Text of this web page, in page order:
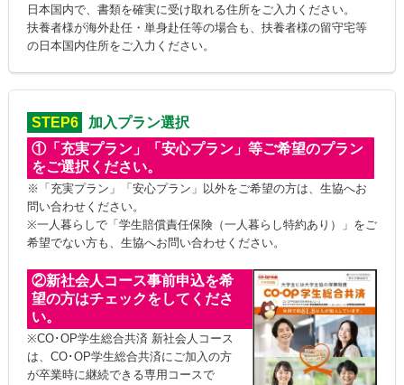
日本国内で、書類を確実に受け取れる住所をご入力ください。
扶養者様が海外赴任・単身赴任等の場合も、扶養者様の留守宅等
の日本国内住所をご入力ください。
STEP6
加入プラン選択
①「充実プラン」「安心プラン」等ご希望のプラン
をご選択ください。
※「充実プラン」「安心プラン」以外をご希望の方は、生協へお
問い合わせください。
※一人暮らしで「学生賠償責任保険（一人暮らし特約あり）」をご
希望でない方も、生協へお問い合わせください。
②新社会人コース事前申込を希
望の方はチェックをしてくださ
い。
※CO･OP学生総合共済 新社会人コース
は、CO･OP学生総合共済にご加入の方
が卒業時に継続できる専用コースで